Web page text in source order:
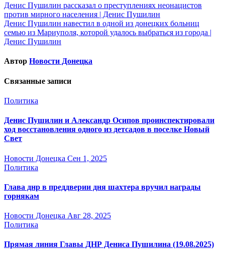
Навигация
по
записям
Денис Пушилин рассказал о преступлениях неонацистов
против мирного населения | Денис Пушилин
Денис Пушилин навестил в одной из донецких больниц
семью из Мариуполя, которой удалось выбраться из города |
Денис Пушилин
Автор Новости Донецка
Связанные записи
Политика
Денис Пушилин и Александр Осипов проинспектировали
ход восстановления одного из детсадов в поселке Новый
Свет
Новости Донецка Сен 1, 2025
Политика
Глава днр в преддверии дня шахтера вручил награды
горнякам
Новости Донецка Авг 28, 2025
Политика
Прямая линия Главы ДНР Дениса Пушилина (19.08.2025)